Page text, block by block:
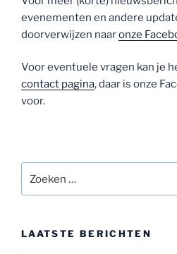
evenementen en andere
doorverwijzen naaronze
Voor eventuele vragen kan je
contact pagina, daar is onze
voor.
naar:
LAATSTE BERICHTEN